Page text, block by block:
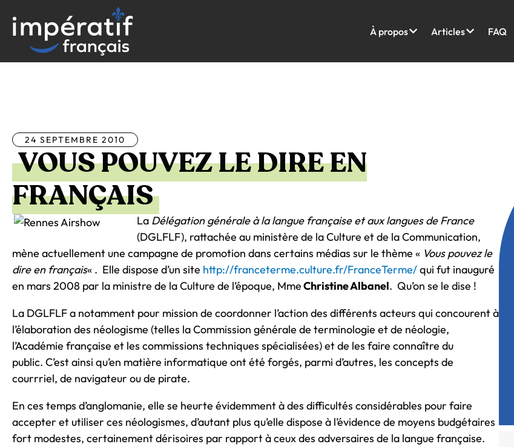
contenu
À propos Articles FAQ
24 SEPTEMBRE 2010
VOUS POUVEZ LE DIRE EN
FRANÇAIS
La Délégation générale à la langue française et aux langues de France
(DGLFLF), rattachée au ministère de la Culture et de la Communication,
mène actuellement une campagne de promotion dans certains médias sur le thème « Vous pouvez le
dire en français« . Elle dispose d’un site http://franceterme.culture.fr/FranceTerme/qui fut inauguré
en mars 2008 par la ministre de la Culture de l’époque, MmeChristine Albanel. Qu’on se le dise !
La DGLFLF a notamment pour mission de coordonner l’action des différents acteurs qui concourent à
l’élaboration des néologisme (telles la Commission générale de terminologie et de néologie,
l’Académie française et les commissions techniques spécialisées) et de les faire connaître du
public. C’est ainsi qu’en matière informatique ont été forgés, parmi d’autres, les concepts de
courrriel, de navigateur ou de pirate.
En ces temps d’anglomanie, elle se heurte évidemment à des difficultés considérables pour faire
accepter et utiliser ces néologismes, d’autant plus qu’elle dispose à l’évidence de moyens budgétaires
fort modestes, certainement dérisoires par rapport à ceux des adversaires de la langue française.